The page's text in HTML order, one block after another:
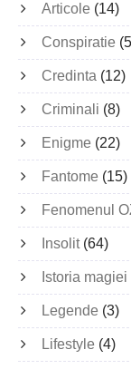
Articole (14)
Conspiratie
Credinta (12)
Criminali (8)
Enigme (22)
Fantome (15)
Fenomenul
Insolit(64)
Istoria magiei
Legende (3)
Lifestyle (4)